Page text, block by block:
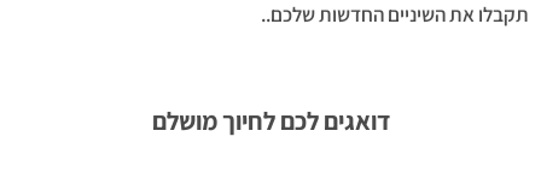
תקבלו את השיניים החדשות שלכם..
דואגים לכם לחיוך מושלם